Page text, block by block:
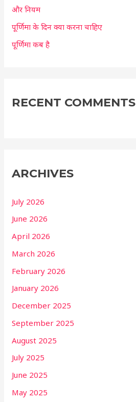
और नियम
पूर्णिमा के दिन क्या करना चाहिए
पूर्णिमा कब है
RECENT COMMENTS
ARCHIVES
July 2026
June 2026
April 2026
March 2026
February 2026
January 2026
December 2025
September 2025
August 2025
July 2025
June 2025
May 2025